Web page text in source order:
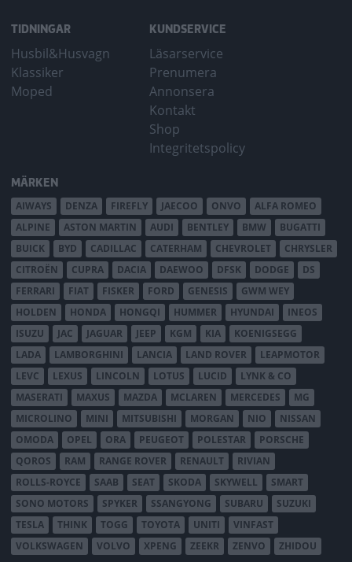
TIDNINGAR
Husbil&Husvagn
Klassiker
Moped
KUNDSERVICE
Läsarservice
Prenumera
Annonsera
Kontakt
Shop
Integritetspolicy
MÄRKEN
AIWAYS DENZA FIREFLY JAECOO ONVO
ALFA ROMEO
ALPINE
ASTON MARTIN AUDI BENTLEY BMW
BUGATTI
BUICK
BYD CADILLAC CATERHAM CHEVROLET
CHRYSLER
CITROËN
CUPRA DACIA DAEWOO DFSK DODGE
DS
FERRARI
FIAT FISKER FORD GENESIS
GWM WEY
HOLDEN
HONDA HONGQI HUMMER HYUNDAI
INEOS
ISUZU
JAC JAGUAR JEEP KGM KIA
KOENIGSEGG
LADA
LAMBORGHINI LANCIA LAND ROVER
LEAPMOTOR
LEVC
LEXUS LINCOLN LOTUS LUCID
LYNK & CO
MASERATI
MAXUS MAZDA MCLAREN MERCEDES
MG
MICROLINO
MINI MITSUBISHI MORGAN NIO
NISSAN
OMODA
OPEL ORA PEUGEOT POLESTAR
PORSCHE
QOROS
RAM RANGE ROVER RENAULT
RIVIAN
ROLLS-ROYCE
SAAB SEAT SKODA SKYWELL
SMART
SONO MOTORS
SPYKER SSANGYONG SUBARU
SUZUKI
TESLA
THINK TOGG TOYOTA UNITI
VINFAST
VOLKSWAGEN
VOLVO XPENG ZEEKR ZENVO ZHIDOU